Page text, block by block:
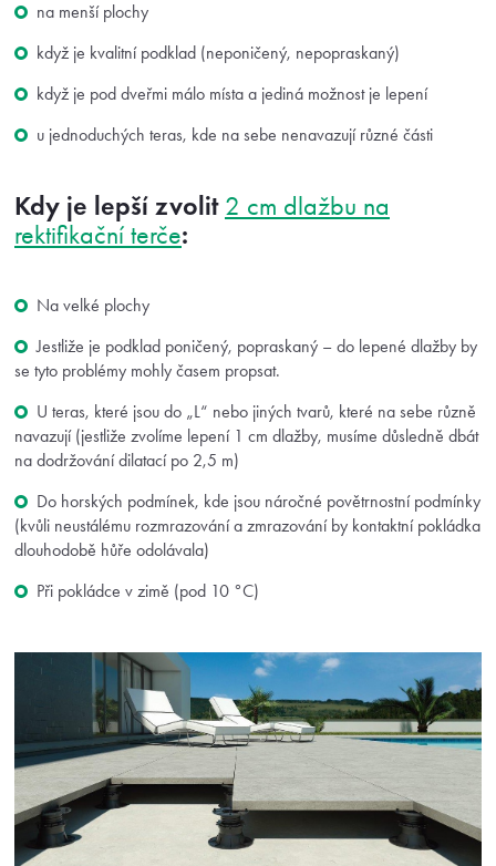
na menší plochy
když je kvalitní podklad (neponičený, nepopraskaný)
když je pod dveřmi málo místa a jediná možnost je lepení
u jednoduchých teras, kde na sebe nenavazují různé části
Kdy je lepší zvolit 2 cm dlažbu na
rektifikační terče:
Na velké plochy
Jestliže je podklad poničený, popraskaný – do lepené dlažby by
se tyto problémy mohly časem propsat.
U teras, které jsou do „L“ nebo jiných tvarů, které na sebe různě
navazují (jestliže zvolíme lepení 1 cm dlažby, musíme důsledně dbát
na dodržování dilatací po 2,5 m)
Do horských podmínek, kde jsou náročné povětrnostní podmínky
(kvůli neustálému rozmrazování a zmrazování by kontaktní pokládka
dlouhodobě hůře odolávala)
Při pokládce v zimě (pod 10 °C)